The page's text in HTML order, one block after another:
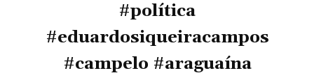
#política
#eduardosiqueiracampos
#campelo #araguaína